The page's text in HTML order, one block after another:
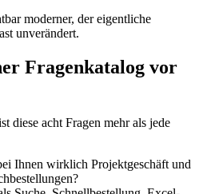
moderner, der eigentliche
unverändert.
Fragenkatalog vor
diese acht Fragen mehr als jede
Ihnen wirklich Projektgeschäft und